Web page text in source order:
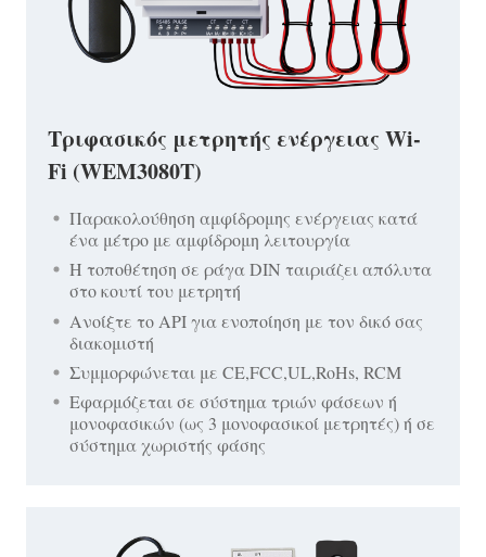
Τριφασικός μετρητής ενέργειας Wi-
Fi (WEM3080T)
Παρακολούθηση αμφίδρομης ενέργειας κατά
ένα μέτρο με αμφίδρομη λειτουργία
Η τοποθέτηση σε ράγα DIN ταιριάζει απόλυτα
στο κουτί του μετρητή
Ανοίξτε το API για ενοποίηση με τον δικό σας
διακομιστή
Συμμορφώνεται με CE,FCC,UL,RoHs, RCM
Εφαρμόζεται σε σύστημα τριών φάσεων ή
μονοφασικών (ως 3 μονοφασικοί μετρητές) ή σε
σύστημα χωριστής φάσης